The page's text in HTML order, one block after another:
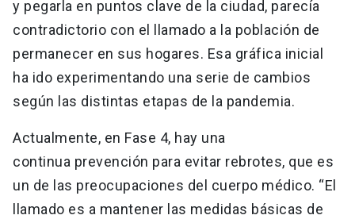
y pegarla en puntos clave de la ciudad, parecía
contradictorio con el llamado a la población de
permanecer en sus hogares. Esa gráfica inicial
ha ido experimentando una serie de cambios
según las distintas etapas de la pandemia.
Actualmente, en Fase 4, hay una
continua prevención para evitar rebrotes, que es
un de las preocupaciones del cuerpo médico. “El
llamado es a mantener las medidas básicas de